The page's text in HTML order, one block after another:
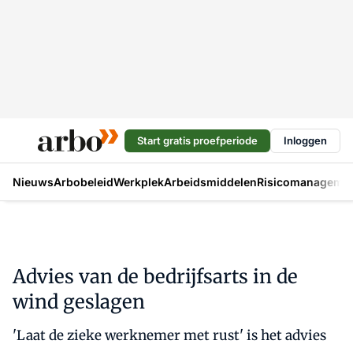
Start gratis proefperiode Inloggen
NieuwsArbobeleidWerkplekArbeidsmiddelen
Advies van de bedrijfsarts in de
wind geslagen
'Laat de zieke werknemer met rust' is het advies